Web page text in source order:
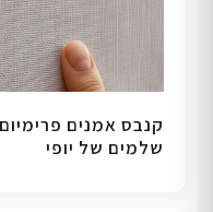
שלמים של יופי